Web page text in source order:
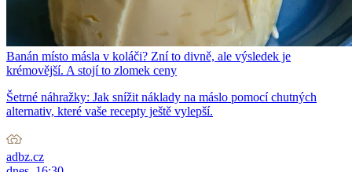
Banán místo másla v koláči? Zní to divně, ale výsledek je
krémovější. A stojí to zlomek ceny
Šetrné náhražky: Jak snížit náklady na máslo pomocí chutných
alternativ, které vaše recepty ještě vylepší.
adbz.cz